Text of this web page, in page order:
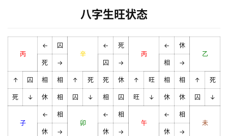
八字生旺状态
丙
←
囚
辛
←
死
丙
←
休
乙
死
→ 囚 → 相 →
↑ 囚 相 相 ↑ 死 死 休 ↑ 旺 相 相 ↑ 死
死 ↓ 休 相 囚 ↓ 相 囚 旺 ↓ 休 休 囚 ↓
子
←
相
卯
←
相
午
←
相
未
休
→ 休 → 休 →